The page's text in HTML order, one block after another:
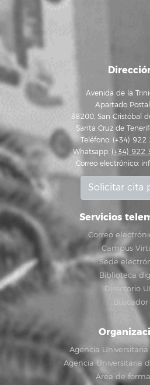
Avenida de la
Apartado
38200, San Cristóbal
Santa Cruz de
Teléfono: (+34)
Whatsapp: (+34) 922
Correo electrónico:
Solicitar cita
Servicios
Correo
Campus
Sede
Biblioteca
Directorio
Buscador
Agencia
Agencia Universitaria
Área de